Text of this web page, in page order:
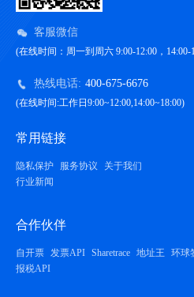
客服微信
(在线时间：周一到周六 9:00-12:00，14:00-
热线电话: 400-675-6676
(在线时间:工作日9:00~12:00,14:00~18:00)
常用链接
隐私保护 服务协议
关于我们
行业新闻
合作伙伴
自开票 发票API Sharetrace 地址王 环球
报税API